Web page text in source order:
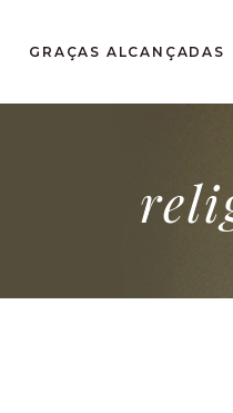
GRAÇAS ALCANÇADAS